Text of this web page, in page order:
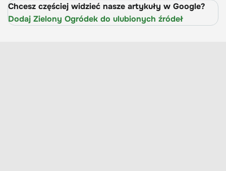
Chcesz częściej widzieć nasze artykuły w Google?
Dodaj Zielony Ogródek do ulubionych źródeł